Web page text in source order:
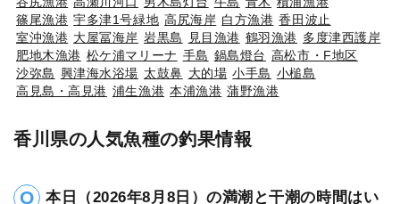
篠尾漁港 宇多津1号緑地 高尻海岸 白方漁港 香田波止
室沖漁港 大屋冨海岸 岩黒島 見目漁港 鶴羽漁港 多度津西護岸
肥地木漁港 松ケ浦マリーナ 手島 鍋島燈台 高松市・F地区
沙弥島 興津海水浴場 太鼓鼻 大的場 小手島 小槌島
高見島・高見港 浦生漁港 本浦漁港 蒲野漁港
香川県の人気魚種の釣果情報
本日（2026年8月8日）の満潮と干潮の時間はい